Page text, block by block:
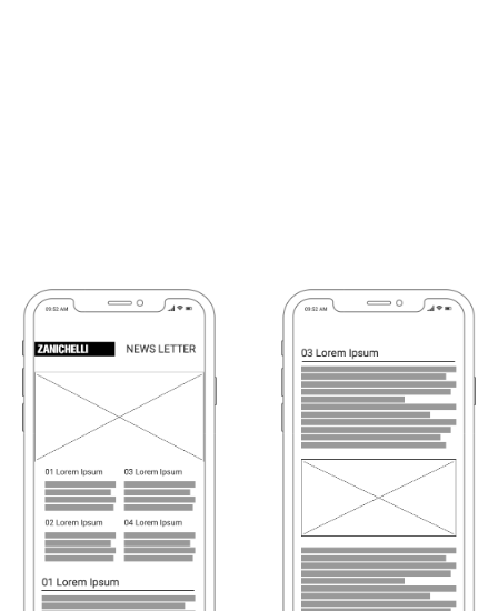
La progettazione grafica si è concentrata su
un’interfaccia lineare, essenziale e altamente
leggibile, con l’obiettivo di rendere immediata la
fruizione dei contenuti e facilitare la
navigazione.
Elemento centrale del progetto è l’infografica
della timeline, progettata per sintetizzare con
precisione l’avanzamento dei lavori dei vari